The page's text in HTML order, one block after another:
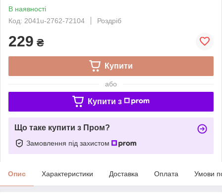
В наявності
Код: 2041u-2762-72104
Роздріб
229 ₴
Купити
або
Купити з
Що таке купити з Пром?
Замовлення під захистом
Опис Характеристики Доставка Оплата Умови